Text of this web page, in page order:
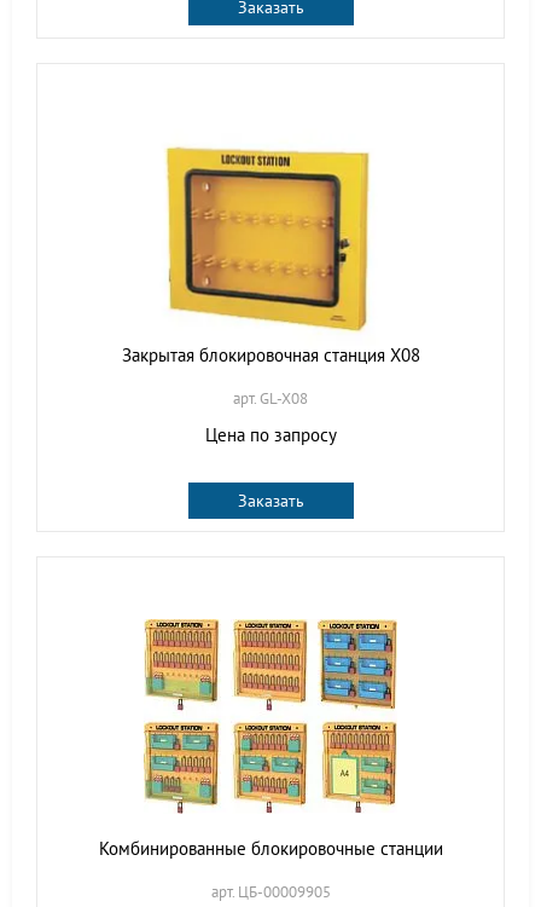
Заказать
Закрытая блокировочная станция X08
арт. GL-X08
Цена по запросу
Заказать
Комбинированные блокировочные станции
арт. ЦБ-00009905